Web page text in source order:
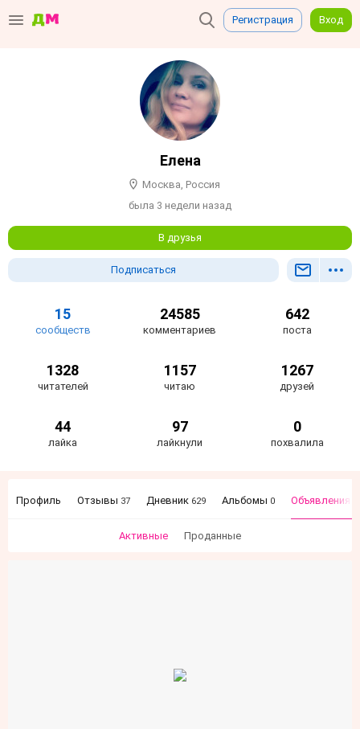
Регистрация Вход
Елена
Москва, Россия
была 3 недели назад
В друзья
Подписаться
15
сообществ
24585
комментариев
642
поста
1328
читателей
1157
читаю
1267
друзей
44
лайка
97
лайкнули
0
похвалила
Профиль Отзывы 37 Дневник 629 Альбомы 0 Объявления
Активные Проданные